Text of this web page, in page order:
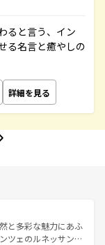
ると言う、イン
る名言と癒やしの
詳細を見る
と多彩な魅力にあふ
ツェのルネッサンス